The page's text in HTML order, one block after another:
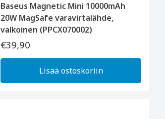
Baseus Magnetic Mini 10000mAh
20W MagSafe varavirtalähde,
valkoinen (PPCX070002)
€39,90
Lisää ostoskoriin